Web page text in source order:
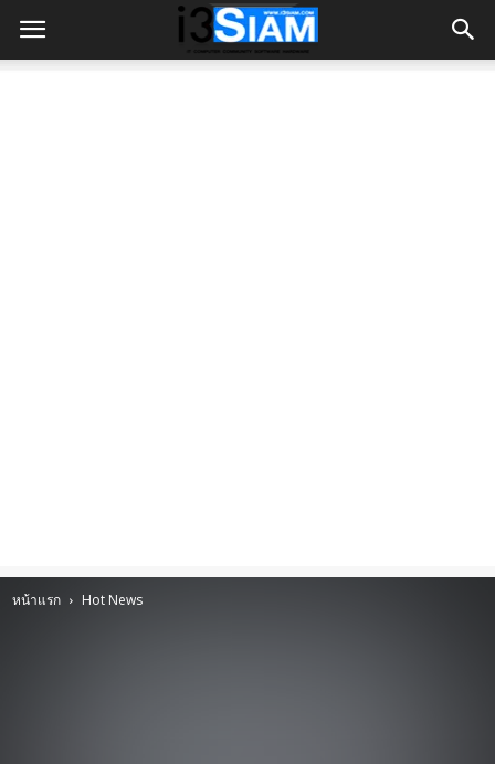
หน้าแรก Hot News